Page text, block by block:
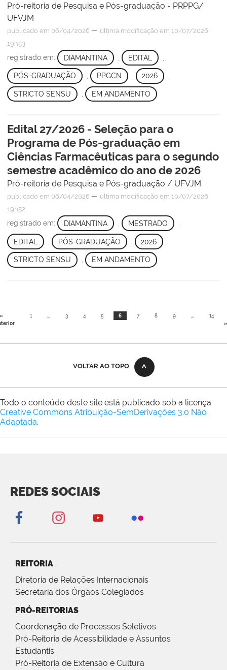
Pró-reitoria de Pesquisa e Pós-graduação - PRPPG/
UFVJM
publicado em 06/04/2026 — última modificação em 10/07/2026
19h53
registrado em: DIAMANTINA EDITAL
PÓS-GRADUAÇÃO , PPGCN , 2026 ,
STRICTO SENSU EM ANDAMENTO
Edital 27/2026 - Seleção para o
Programa de Pós-graduação em
Ciências Farmacêuticas para o segundo
semestre acadêmico do ano de 2026
Pró-reitoria de Pesquisa e Pós-graduação / UFVJM
publicado em 06/04/2026 — última modificação em 10/07/2026
19h52
registrado em: DIAMANTINA MESTRADO
EDITAL PÓS-GRADUAÇÃO 2026
STRICTO SENSU , EM ANDAMENTO
«
1 ... 3 4 5 6 7 8 9 ...
14
»
VOLTAR AO TOPO
Todo o conteúdo deste site está publicado sob a licença
Creative Commons Atribuição-SemDerivações 3.0 Não
Adaptada.
REDES SOCIAIS
REITORIA
Diretoria de Relações Internacionais
Secretaria dos Órgãos Colegiados
PRÓ-REITORIAS
Coordenação de Processos Seletivos
Pró-Reitoria de Acessibilidade e Assuntos
Estudantis
Pró-Reitoria de Extensão e Cultura